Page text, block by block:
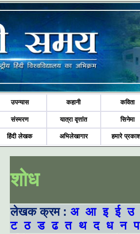
उपन्यास कहानी कविता
संस्मरण यात्रा वृत्तांत सिनेमा
हिंदी लेखक अभिलेखागार हमारे
शोध
लेखक क्रम : अ आ इ ई उ
ट ठ ड ढ त थ द ध न प